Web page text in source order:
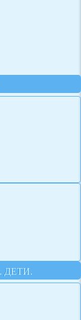
ДЕТИ.